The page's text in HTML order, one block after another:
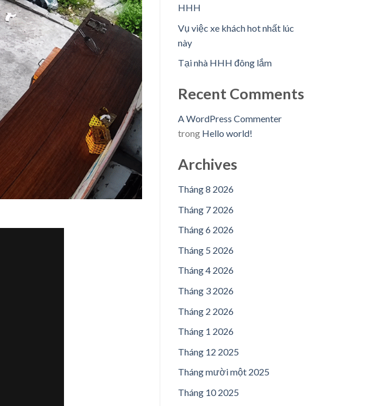
HHH
Vụ việc xe khách hot nhất lúc
này
Tại nhà HHH đông lắm
Recent Comments
A WordPress Commenter
trong Hello world!
Archives
Tháng 8 2026
Tháng 7 2026
Tháng 6 2026
Tháng 5 2026
Tháng 4 2026
Tháng 3 2026
Tháng 2 2026
Tháng 1 2026
Tháng 12 2025
Tháng mười một 2025
Tháng 10 2025